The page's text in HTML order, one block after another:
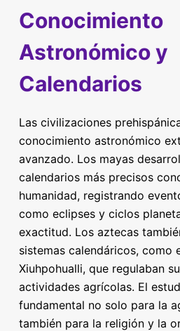
Conocimiento
Astronómico y
Calendarios
Las civilizaciones
conocimiento astronómico
avanzado. Los mayas
calendarios más precisos
humanidad, registrando
como eclipses y ciclos
exactitud. Los aztecas
sistemas calendáricos, como
Xiuhpohualli, que regulaban
actividades agrícolas. El
fundamental no solo para la
también para la religión y la